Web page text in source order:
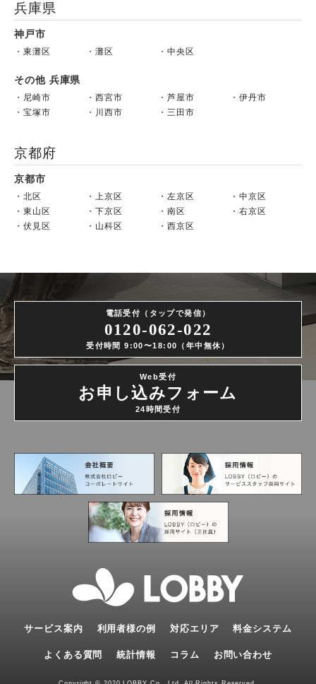
兵庫県
神戸市
東灘区 灘区 中央区
その他 兵庫県
尼崎市 西宮市 芦屋市
伊丹市
宝塚市
川西市 三田市
京都府
京都市
北区 上京区 左京区
中京区
東山区
下京区 南区
右京区
伏見区
山科区 西京区
電話受付（タップで発信）
0120-062-022
受付時間 9:00〜18:00（年中無休）
Web受付
お申し込みフォーム
24時間受付
サービス案内 利用者様の例 対応エリア 料金システム
よくある質問 統計情報 コラム お問い合わせ